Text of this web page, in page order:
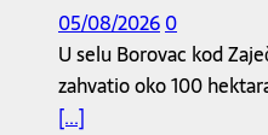
05/08/20260
U selu Borovac kod
zahvatio oko 100
[...]